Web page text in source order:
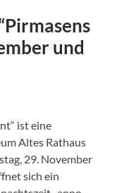
und
ist eine
Altes Rathaus
29. November
sich ein